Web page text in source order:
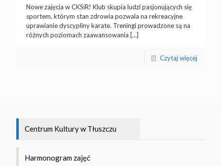
Nowe zajęcia w CKSiR! Klub skupia ludzi pasjonujących się
sportem, którym stan zdrowia pozwala na rekreacyjne
uprawianie dyscypliny karate. Treningi prowadzone są na
różnych poziomach zaawansowania […]
Czytaj więcej
Centrum Kultury w Tłuszczu
Harmonogram zajęć